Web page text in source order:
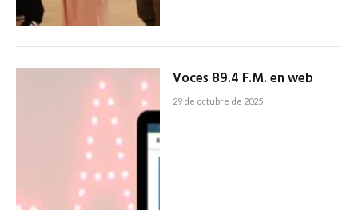
Voces 89.4 F.M. en web
29 de octubre de 2025